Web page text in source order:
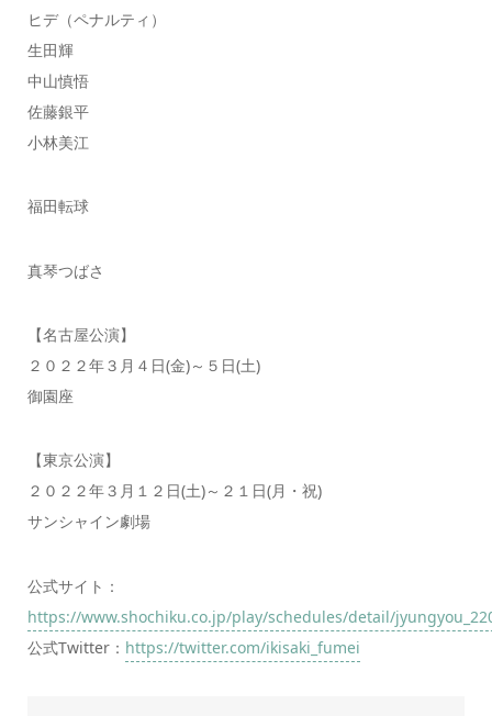
ヒデ（ペナルティ）
生田輝
中山慎悟
佐藤銀平
小林美江
福田転球
真琴つばさ
【名古屋公演】
２０２２年３月４日(金)～５日(土)
御園座
【東京公演】
２０２２年３月１２日(土)～２１日(月・祝)
サンシャイン劇場
公式サイト：
https://www.shochiku.co.jp/play/schedules/detail/
公式Twitter： https://twitter.com/ikisaki_fumei